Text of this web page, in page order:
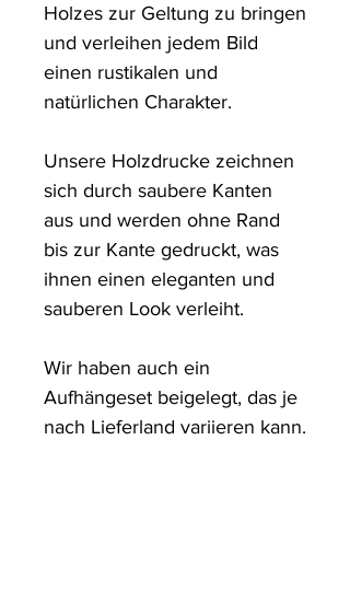
Holzes zur Geltung zu bringen
und verleihen jedem Bild
einen rustikalen und
natürlichen Charakter.
Unsere Holzdrucke zeichnen
sich durch saubere Kanten
aus und werden ohne Rand
bis zur Kante gedruckt, was
ihnen einen eleganten und
sauberen Look verleiht.
Wir haben auch ein
Aufhängeset beigelegt, das je
nach Lieferland variieren kann.